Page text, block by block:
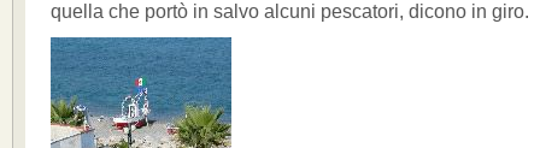
quella che portò in salvo alcuni pescatori, dicono in giro.